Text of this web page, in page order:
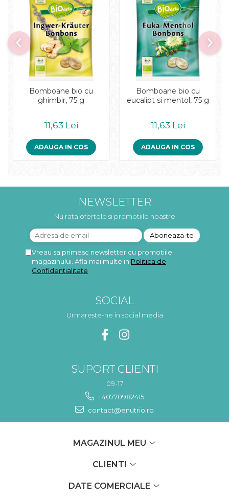
Bomboane bio cu
ghimbir, 75 g
11,63 Lei
ADAUGA IN COS
Bomboane bio cu
eucalipt si mentol, 75 g
11,63 Lei
ADAUGA IN COS
NEWSLETTER
Nu rata ofertele si promotiile noastre
Vreau sa primesc newsletter cu promotiile
magazinului. Afla mai multe in Politica de
Confidentialitate
SOCIAL
Urmareste-ne in social media
SUPORT CLIENTI
09-17
+40770982415
contact@enutrio.ro
MAGAZINUL MEU
CLIENTI
DATE COMERCIALE